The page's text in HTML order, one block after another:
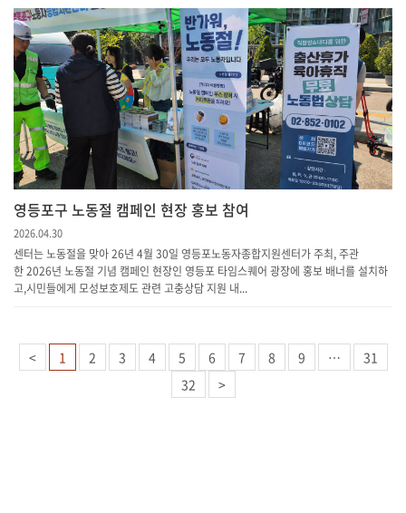
영등포구 노동절 캠페인 현장 홍보 참여
2026.04.30
센터는 노동절을 맞아 26년 4월 30일 영등포노동자종합지원센터가 주최, 주관
한 2026년 노동절 기념 캠페인 현장인 영등포 타임스퀘어 광장에 홍보 배너를 설치하
고,시민들에게 모성보호제도 관련 고충상담 지원 내...
< 1 2 3 4 5 6 7 8 9 …
31
32
>